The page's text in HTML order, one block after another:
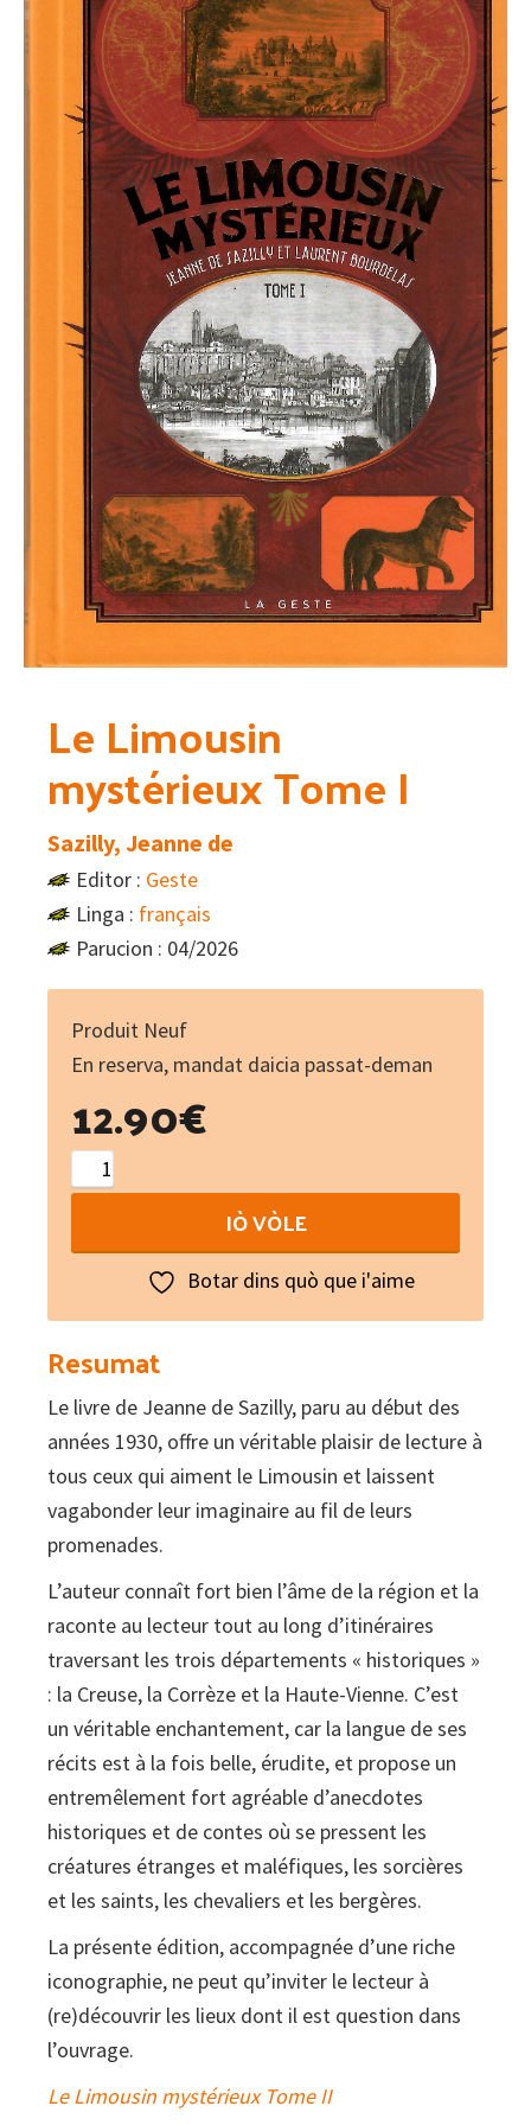
Le Limousin
mystérieux Tome I
Sazilly, Jeanne de
Editor : Geste
Linga : français
Parucion : 04/2026
Produit Neuf
En reserva, mandat daicia passat-deman
12.90€
Limousin
IÒ VÒLE
Botar dins quò que i'aime
Resumat
Le livre de Jeanne de Sazilly, paru au début des
années 1930, offre un véritable plaisir de lecture à
tous ceux qui aiment le Limousin et laissent
vagabonder leur imaginaire au fil de leurs
promenades.
L’auteur connaît fort bien l’âme de la région et la
raconte au lecteur tout au long d’itinéraires
traversant les trois départements « historiques »
: la Creuse, la Corrèze et la Haute-Vienne. C’est
un véritable enchantement, car la langue de ses
récits est à la fois belle, érudite, et propose un
entremêlement fort agréable d’anecdotes
historiques et de contes où se pressent les
créatures étranges et maléfiques, les sorcières
et les saints, les chevaliers et les bergères.
La présente édition, accompagnée d’une riche
iconographie, ne peut qu’inviter le lecteur à
(re)découvrir les lieux dont il est question dans
l’ouvrage.
Le Limousin mystérieux Tome II